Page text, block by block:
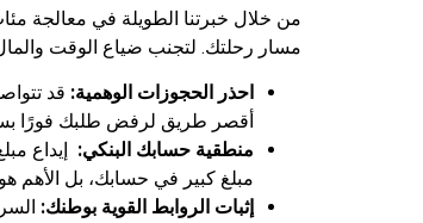
من خلال خبرتنا الطويلة في معالجة
مسار رحلتك. لتجنب ضياع الوقت
احذر الحجوزات الوهمية: قد
أقصر طريق لرفض طلبك فورًا
منطقية حسابك البنكي: إيداع
مبلغ كبير في حسابك، بل
إثبات الروابط القوية بوطنك: